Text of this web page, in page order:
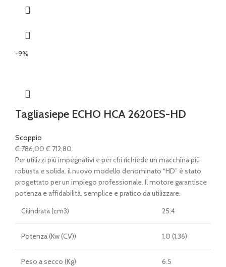
-9%
Tagliasiepe ECHO HCA 2620ES-HD
Scoppio
€786,00Il
prezzo
originale
era:
€ 786,00.
€ 712,80
prezzo
attuale
è:
€ 712,80.
Per utilizzi più impegnativi e per chi richiede un macchina più
robusta e solida. il nuovo modello denominato “HD” è stato
progettato per un impiego professionale. Il motore garantisce
potenza e affidabilità, semplice e pratico da utilizzare.
Cilindrata (cm3)
25.4
Potenza (Kw (CV)) 1.0 (1.36)
Peso a secco (Kg) 6.5